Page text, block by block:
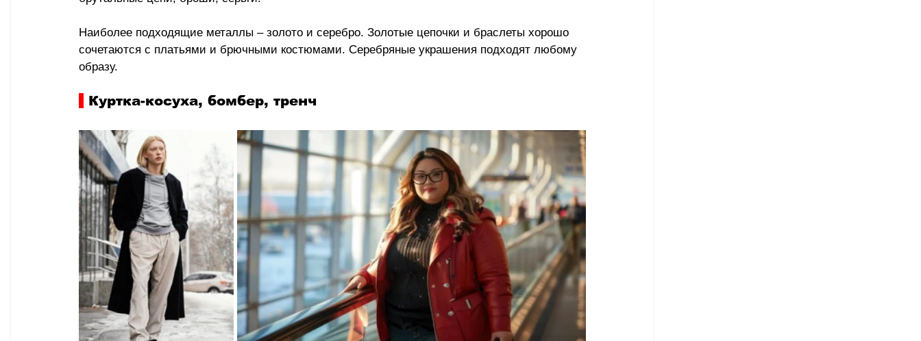
Наиболее подходящие металлы – золото и серебро. Золотые цепочки и браслеты хорошо
сочетаются с платьями и брючными костюмами. Серебряные украшения подходят любому
образу.
Куртка-косуха, бомбер, тренч